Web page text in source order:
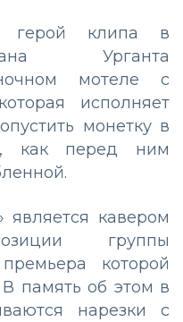
герой клипа в
Урганта
мотеле с
исполняет
монетку в
как перед ним
является кавером
группы
которой
В память об этом в
нарезки с